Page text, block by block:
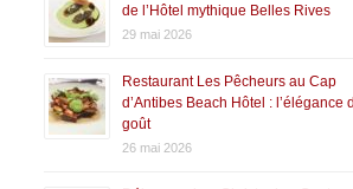
de l’Hôtel mythique Belles Rives
29 mai 2026
Restaurant Les Pêcheurs au Cap
d’Antibes Beach Hôtel : l’élégance
goût
26 mai 2026